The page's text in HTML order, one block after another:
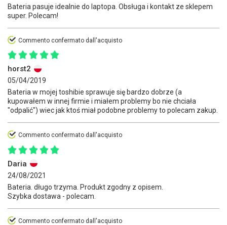
Bateria pasuje idealnie do laptopa. Obsługa i kontakt ze sklepem
super. Polecam!
Commento confermato dall'acquisto
horst2
05/04/2019
Bateria w mojej toshibie sprawuje się bardzo dobrze (a
kupowałem w innej firmie i miałem problemy bo nie chciała
"odpalić") wiec jak ktoś miał podobne problemy to polecam zakup.
Commento confermato dall'acquisto
Daria
24/08/2021
Bateria. długo trzyma. Produkt zgodny z opisem.
Szybka dostawa - polecam.
Commento confermato dall'acquisto